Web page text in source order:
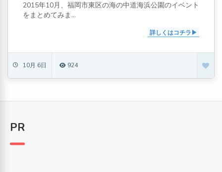
2015年10月、福岡市東区の海の中道海浜公園のイベント
をまとめてみま...
詳しくはコチラ
10月 6日 924
PR